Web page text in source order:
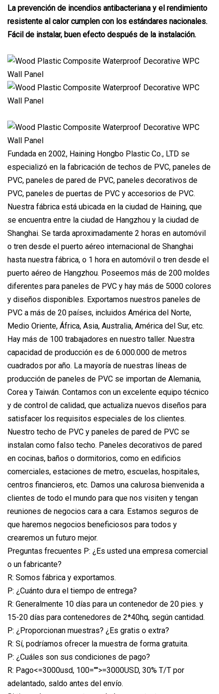
La prevención de incendios antibacteriana y el rendimiento
resistente al calor cumplen con los estándares nacionales.
Fácil de instalar, buen efecto después de la instalación.
Fundada en 2002, Haining Hongbo Plastic Co., LTD se
especializó en la fabricación de techos de PVC, paneles de
PVC, paneles de pared de PVC, paneles decorativos de
PVC, paneles de puertas de PVC y accesorios de PVC.
Nuestra fábrica está ubicada en la ciudad de Haining, que
se encuentra entre la ciudad de Hangzhou y la ciudad de
Shanghai. Se tarda aproximadamente 2 horas en automóvil
o tren desde el puerto aéreo internacional de Shanghai
hasta nuestra fábrica, o 1 hora en automóvil o tren desde el
puerto aéreo de Hangzhou. Poseemos más de 200 moldes
diferentes para paneles de PVC y hay más de 5000 colores
y diseños disponibles. Exportamos nuestros paneles de
PVC a más de 20 países, incluidos América del Norte,
Medio Oriente, África, Asia, Australia, América del Sur, etc.
Hay más de 100 trabajadores en nuestro taller. Nuestra
capacidad de producción es de 6.000.000 de metros
cuadrados por año. La mayoría de nuestras líneas de
producción de paneles de PVC se importan de Alemania,
Corea y Taiwán. Contamos con un excelente equipo técnico
y de control de calidad, que actualiza nuevos diseños para
satisfacer los requisitos especiales de los clientes.
Nuestro techo de PVC y paneles de pared de PVC se
instalan como falso techo. Paneles decorativos de pared
en cocinas, baños o dormitorios, como en edificios
comerciales, estaciones de metro, escuelas, hospitales,
centros financieros, etc. Damos una calurosa bienvenida a
clientes de todo el mundo para que nos visiten y tengan
reuniones de negocios cara a cara. Estamos seguros de
que haremos negocios beneficiosos para todos y
crearemos un futuro mejor.
Preguntas frecuentes P: ¿Es usted una empresa comercial
o un fabricante?
R: Somos fábrica y exportamos.
P: ¿Cuánto dura el tiempo de entrega?
R: Generalmente 10 días para un contenedor de 20 pies. y
15-20 días para contenedores de 2*40hq, según cantidad.
P: ¿Proporcionan muestras? ¿Es gratis o extra?
R: Sí, podríamos ofrecer la muestra de forma gratuita.
P: ¿Cuáles son sus condiciones de pago?
R: Pago<=3000usd, 100="">=3000USD, 30% T/T por
adelantado, saldo antes del envío.